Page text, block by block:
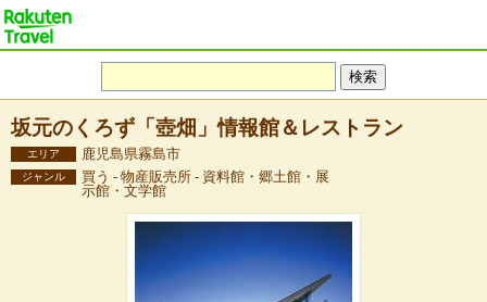
坂元のくろず「壺畑」情報館＆レストラン
エリア 鹿児島県霧島市
ジャンル
買う - 物産販売所 - 資料館・郷土館・展
示館・文学館